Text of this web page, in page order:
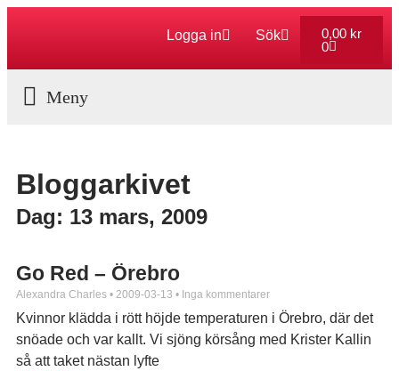
Logga in Sök 0,00 kr
0
Bloggarkivet
Dag: 13 mars, 2009
Go Red – Örebro
Alexandra Charles 2009-03-13 Inga kommentarer
Kvinnor klädda i rött höjde temperaturen i Örebro, där det
snöade och var kallt. Vi sjöng körsång med Krister Kallin
så att taket nästan lyfte